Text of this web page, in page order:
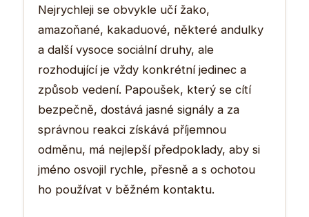
Nejrychleji se obvykle učí žako,
amazoňané, kakaduové, některé andulky
a další vysoce sociální druhy, ale
rozhodující je vždy konkrétní jedinec a
způsob vedení. Papoušek, který se cítí
bezpečně, dostává jasné signály a za
správnou reakci získává příjemnou
odměnu, má nejlepší předpoklady, aby si
jméno osvojil rychle, přesně a s ochotou
ho používat v běžném kontaktu.